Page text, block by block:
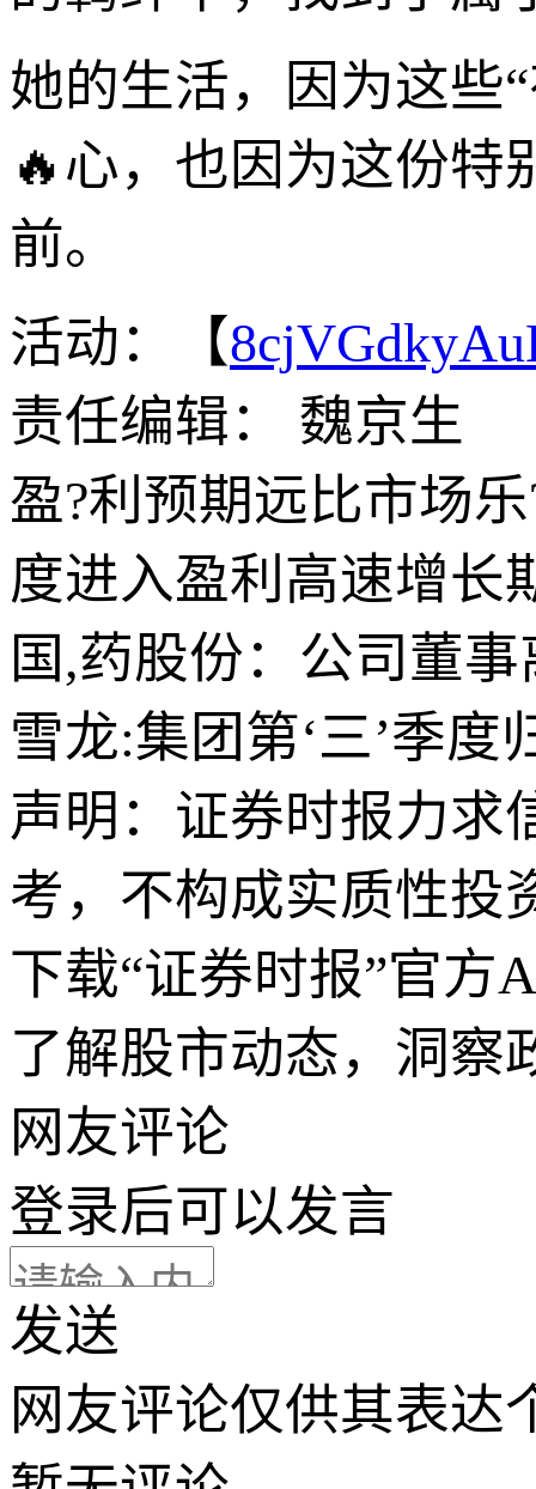
她的生活，因为这些
🔥心，也因为这份特
前。
活动：【
责任编辑： 魏京生
盈?利预期远比市场
度进入盈利高速增长
国,药股份：公司董事
雪龙:集团第‘三’季度
声明：证券时报力求
考，不构成实质性投
下载“证券时报”官方
了解股市动态，洞察
网友评论
登录后可以发言
发送
网友评论仅供其表达